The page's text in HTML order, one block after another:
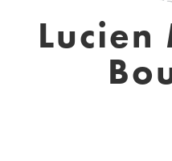
Lucien